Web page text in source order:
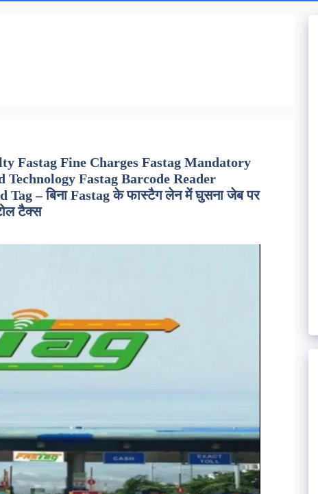
Fastag Fine Charges Fastag Mandatory
Fastag Barcode Reader
– बिना Fastag के फास्टैग लेन में घुसना जेब पर
टैक्स